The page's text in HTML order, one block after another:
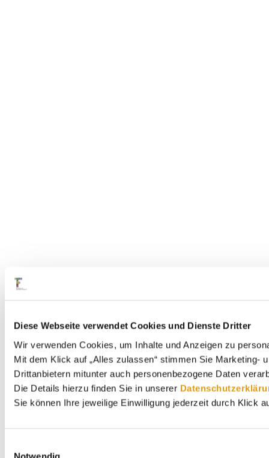
Diese Webseite verwendet Cookies und Dienste Dritter
Wir verwenden Cookies, um Inhalte und Anzeigen zu
Mit dem Klick auf „Alles zulassen“ stimmen Sie Marketing-
Drittanbietern mitunter auch personenbezogene Daten
Die Details hierzu finden Sie in unserer
Sie können Ihre jeweilige Einwilligung jederzeit durch Klick
Notwendig